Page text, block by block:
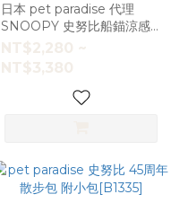
日本 pet paradise 代理
SNOOPY 史努比船錨涼感
收納式睡墊 小/大 [H1695 涼
感床
NT$2,280 ~
NT$3,380